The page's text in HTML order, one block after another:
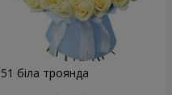
51 біла троянда